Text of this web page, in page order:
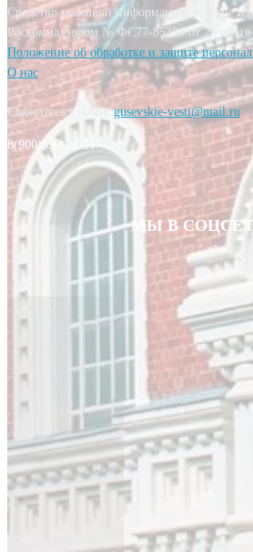
Средство массовой информации, сетевое
Роскомнадзором № ФС77-85393 от 20 июня
Положение об обработке и защите
О нас
Свяжитесь с нами:gusevskie-vesti@mail.ru
8(900)590-21-21
МЫ В